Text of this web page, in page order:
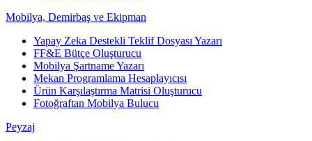
Mobilya, Demirbaş ve Ekipman
Yapay Zeka Destekli Teklif Dosyası Yazarı
FF&E Bütçe Oluşturucu
Mobilya Şartname Yazarı
Mekan Programlama Hesaplayıcısı
Ürün Karşılaştırma Matrisi Oluşturucu
Fotoğraftan Mobilya Bulucu
Peyzaj